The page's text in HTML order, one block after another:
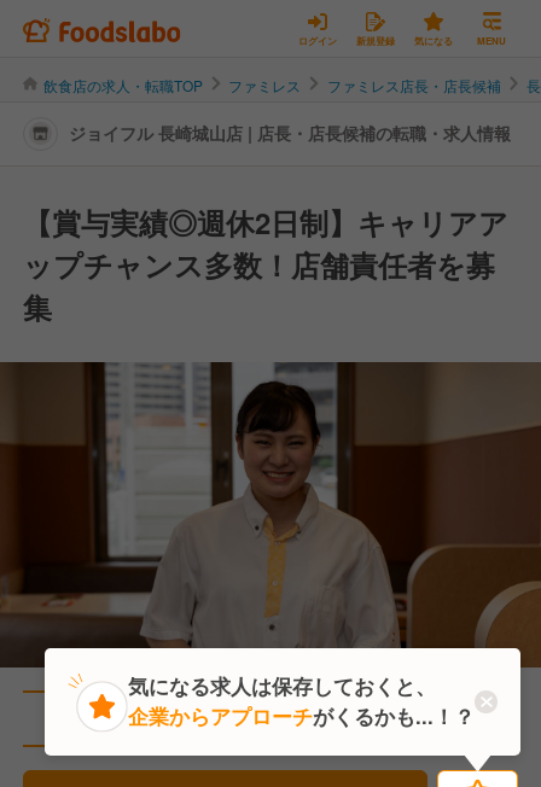
ログイン 新規登録 気になる MENU
飲食店の求人・転職TOP ファミレス ファミレス店長・店長候補
ジョイフル 長崎城山店 | 店長・店長候補の転職・求人情報
【賞与実績◎週休2日制】キャリアア
ップチャンス多数！店舗責任者を募
集
直近7人がこの求人を検討中
気になる求人は保存しておくと、
企業からアプローチがくるかも...！？